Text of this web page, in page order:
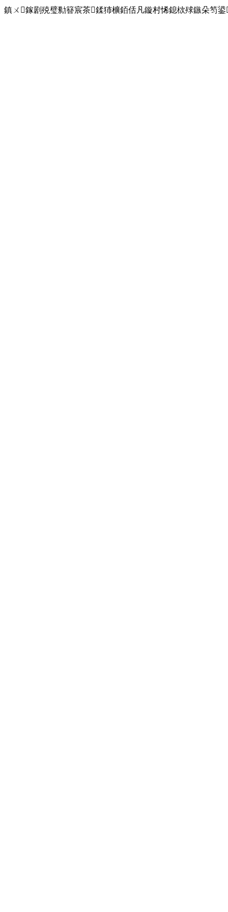
鎮ㄨ鎵剧殑璧勬簮宸茶鍒犻櫎銆佸凡鏇村悕鎴栨殏鏃朵笉